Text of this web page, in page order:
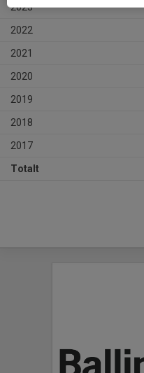
2023
2022
2021
2020
2019
2018
2017
Totalt